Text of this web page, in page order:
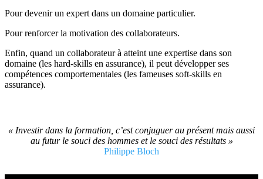
Pour devenir un expert dans un domaine particulier.
Pour renforcer la motivation des collaborateurs.
​Enfin, quand un collaborateur à atteint une expertise dans son
domaine (les hard-skills en assurance), il peut développer ses
compétences comportementales (les fameuses soft-skills en
assurance).
« Investir dans la formation, c’est conjuguer au présent mais aussi
au futur le souci des hommes et le souci des résultats »
Philippe Bloch